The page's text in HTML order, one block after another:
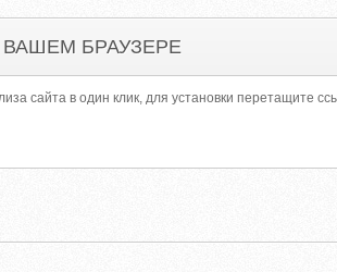
ВАШЕМ БРАУЗЕРЕ
сайта в один клик, для установки перетащите